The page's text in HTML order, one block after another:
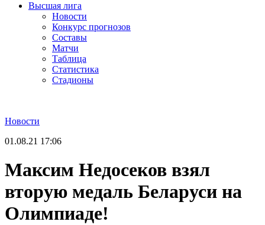
Высшая лига
Новости
Конкурс прогнозов
Составы
Матчи
Таблица
Статистика
Стадионы
Новости
01.08.21 17:06
Максим Недосеков взял
вторую медаль Беларуси на
Олимпиаде!